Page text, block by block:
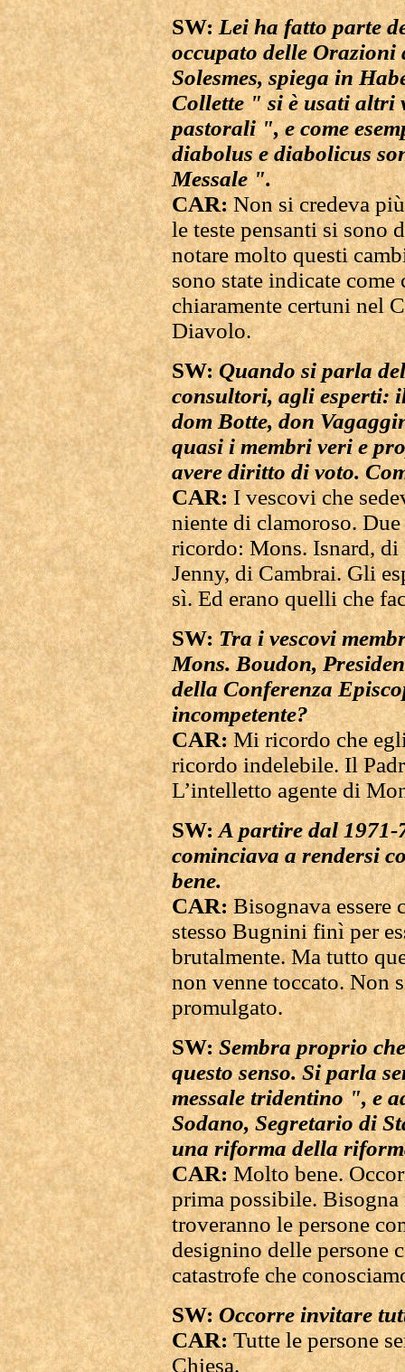
SW:Lei ha fatto parte
occupato delle Orazioni
Solesmes, spiega in
Collette " si è usati altri
pastorali ", e come
diabolus e diabolicus
Messale ".
CAR:Non si credeva
le teste pensanti si sono
notare molto questi
sono state indicate
chiaramente certuni nel
Diavolo.
SW:Quando si parla
consultori, agli esperti:
dom Botte, don
quasi i membri veri e
avere diritto di voto.
CAR:I vescovi che
niente di clamoroso.
ricordo: Mons. Isnard,
Jenny, di Cambrai. Gli
sì. Ed erano quelli che
SW:Tra i vescovi
Mons. Boudon,
della Conferenza
incompetente?
CAR:Mi ricordo che
ricordo indelebile. Il
L’intelletto agente di
SW:A partire dal 1971-
cominciava a rendersi
bene.
CAR:Bisognava
stesso Bugnini finì per
brutalmente. Ma tutto
non venne toccato. Non
promulgato.
SW:Sembra proprio
questo senso. Si parla
messale tridentino ", e
Sodano, Segretario di
una riforma della
CAR:Molto bene.
prima possibile.
troveranno le persone
designino delle persone
catastrofe che
SW:Occorre invitare
CAR:Tutte le persone
Chiesa.